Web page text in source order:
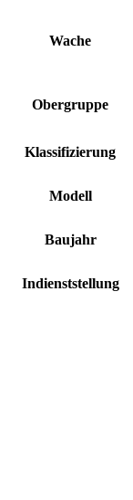
Wache
Obergruppe
Klassifizierung
Modell
Baujahr
Indienststellung